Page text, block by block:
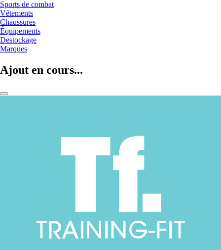
Sports de combat
Vêtements
Chaussures
Équipements
Destockage
Marques
Ajout en cours...